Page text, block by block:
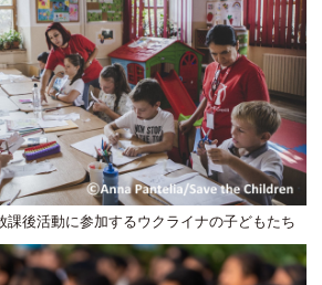
課後活動に参加するウクライナの子どもたち